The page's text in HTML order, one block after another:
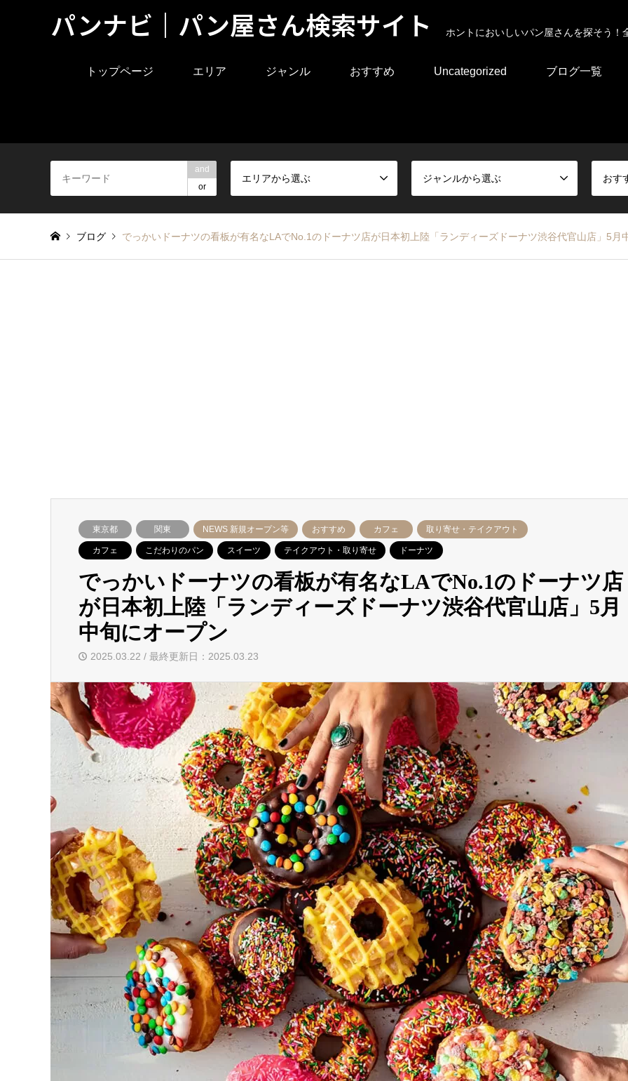
パンナビ｜パン屋さん検索サイト ホントにおいしいパン屋さんを探そう
トップページ エリア ジャンル おすすめ Uncategorized ブログ一覧
and
or
エリアから選ぶ ジャンルから選ぶ おす
ブログ でっかいドーナツの看板が有名なLAでNo.1のドーナツ店が日本初上陸「ランディーズドーナツ渋谷代官山店」5月
東京都 関東 NEWS 新規オープン等 おすすめ カフェ 取り寄せ・テイクアウト
カフェ こだわりのパン スイーツ テイクアウト・取り寄せ ドーナツ
でっかいドーナツの看板が有名なLAでNo.1のドーナツ店
が日本初上陸「ランディーズドーナツ渋谷代官山店」5月
中旬にオープン
2025.03.22 / 最終更新日：2025.03.23